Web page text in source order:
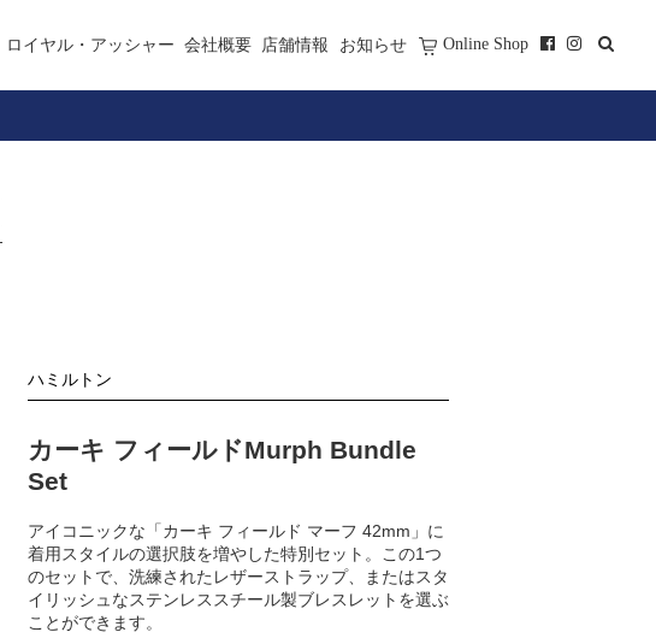
ロイヤル・アッシャー 会社概要 店舗情報 お知らせ Online Shop
ハミルトン
カーキ フィールドMurph Bundle
Set
アイコニックな「カーキ フィールド マーフ 42mm」に
着用スタイルの選択肢を増やした特別セット。この1つ
のセットで、洗練されたレザーストラップ、またはスタ
イリッシュなステンレススチール製ブレスレットを選ぶ
ことができます。